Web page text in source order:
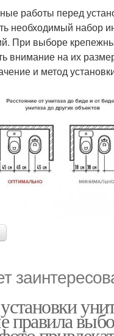
работы перед
необходимый набор
При выборе
внимание на их
и метод
правила